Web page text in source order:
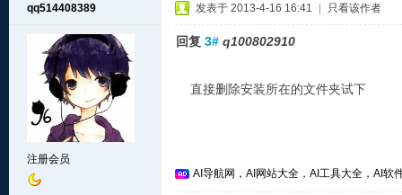
qq514408389
注册会员
发表于 2013-4-16 16:41 只看该作者
回复 3# q100802910
直接删除安装所在的文件夹试下
AI导航网，AI网站大全，AI工具大全，AI软